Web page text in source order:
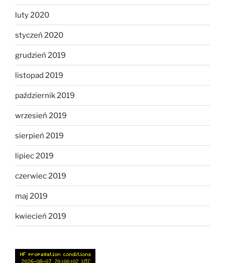
luty 2020
styczeń 2020
grudzień 2019
listopad 2019
październik 2019
wrzesień 2019
sierpień 2019
lipiec 2019
czerwiec 2019
maj 2019
kwiecień 2019